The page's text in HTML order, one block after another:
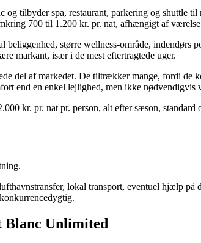
tilbyder spa, restaurant, parkering og shuttle
700 til 1.200 kr. pr. nat, afhængigt af
større wellness-område, indendørs
markant, især i de mest eftertragtede uger.
del af markedet. De tiltrækker mange, fordi de
end en enkel lejlighed, men ikke nødvendigvis
kr. pr. nat pr. person, alt efter sæson,
lokal transport, eventuel hjælp
Unlimited